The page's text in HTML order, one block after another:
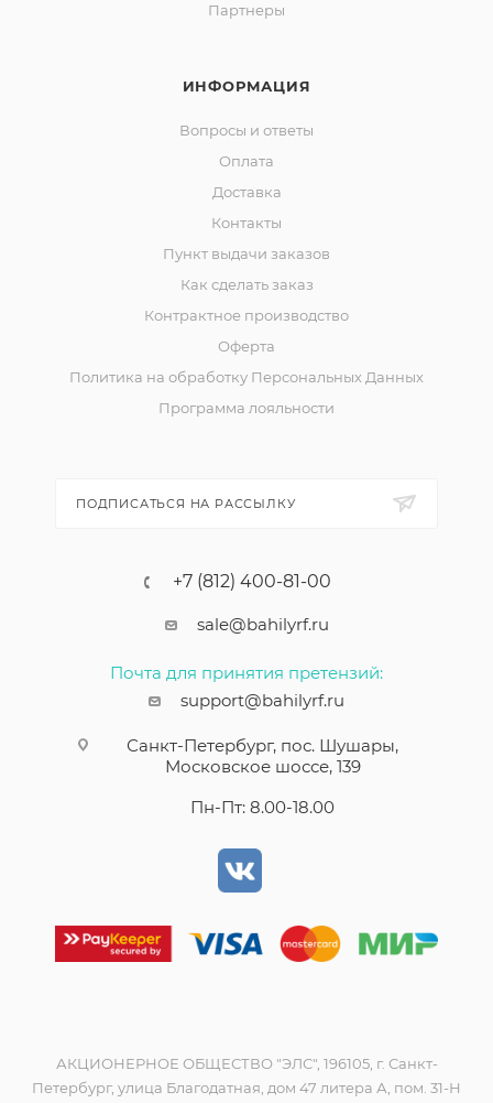
Партнеры
ИНФОРМАЦИЯ
Вопросы и ответы
Оплата
Доставка
Контакты
Пункт выдачи заказов
Как сделать заказ
Контрактное производство
Оферта
Политика на обработку Персональных Данных
Программа лояльности
ПОДПИСАТЬСЯ НА РАССЫЛКУ
+7 (812) 400-81-00
sale@bahilyrf.ru
Почта для принятия претензий:
support@bahilyrf.ru
Санкт-Петербург, пос. Шушары,
Московское шоссе, 139
Пн-Пт: 8.00-18.00
АКЦИОНЕРНОЕ ОБЩЕСТВО "ЭЛС", 196105, г. Санкт-
Петербург, улица Благодатная, дом 47 литера А, пом. 31-Н